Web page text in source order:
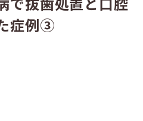
症例③